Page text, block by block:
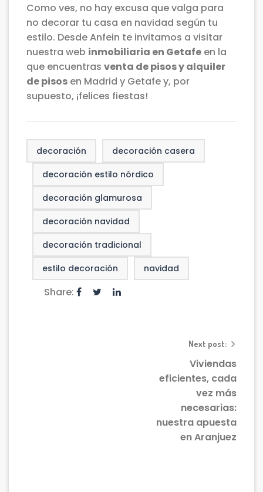
Como ves, no hay excusa que valga para
no decorar tu casa en navidad según tu
estilo. Desde Anfein te invitamos a visitar
nuestra web inmobiliaria en Getafe en la
que encuentras venta de pisos y alquiler
de pisos en Madrid y Getafe y, por
supuesto, ¡felices fiestas!
decoración
decoración casera
decoración estilo nórdico
decoración glamurosa
decoración navidad
decoración tradicional
estilo decoración
navidad
Share:
Next post:
Viviendas
eficientes, cada
vez más
necesarias:
nuestra apuesta
en Aranjuez